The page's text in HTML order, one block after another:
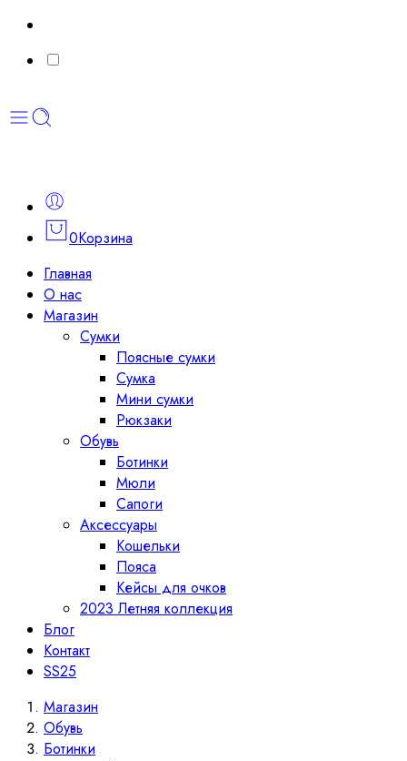
0Корзина
Главная
О нас
Магазин
Сумки
Поясные сумки
Сумка
Мини сумки
Рюкзаки
Обувь
Ботинки
Мюли
Сапоги
Аксессуары
Кошельки
Пояса
Кейсы для очков
2023 Летняя коллекция
Блог
Контакт
SS25
Магазин
Обувь
Ботинки